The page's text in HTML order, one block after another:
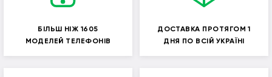
БІЛЬШ НІЖ 1605
МОДЕЛЕЙ ТЕЛЕФОНІВ
ДОСТАВКА ПРОТЯГОМ 1
ДНЯ ПО ВСІЙ УКРАЇНІ